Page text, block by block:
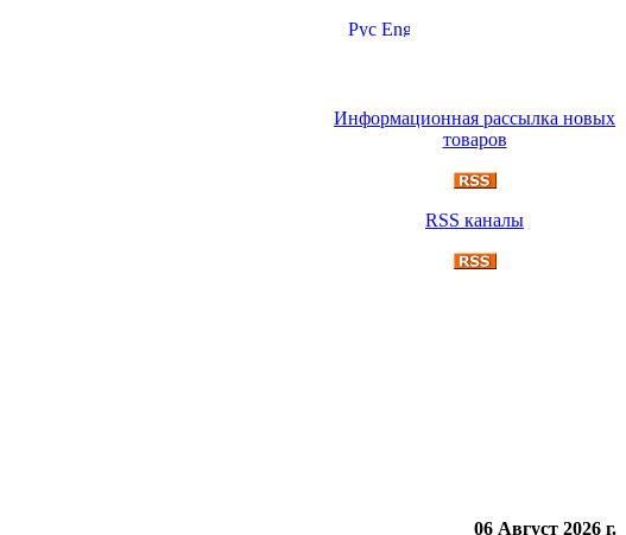
Информационная рассылка новых
товаров
RSS каналы
06 Август 2026 г.